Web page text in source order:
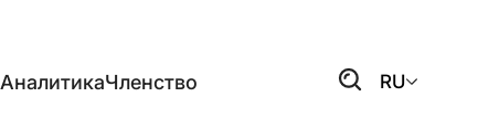
АналитикаЧленство RU